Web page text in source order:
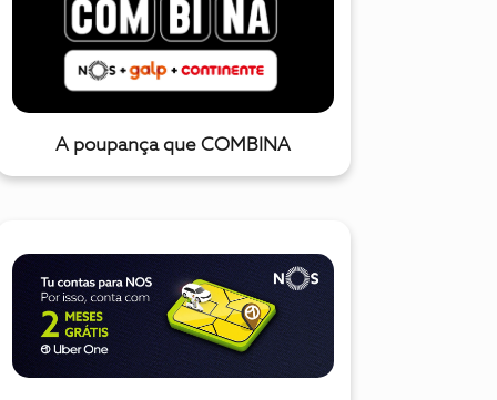
A poupança que COMBINA